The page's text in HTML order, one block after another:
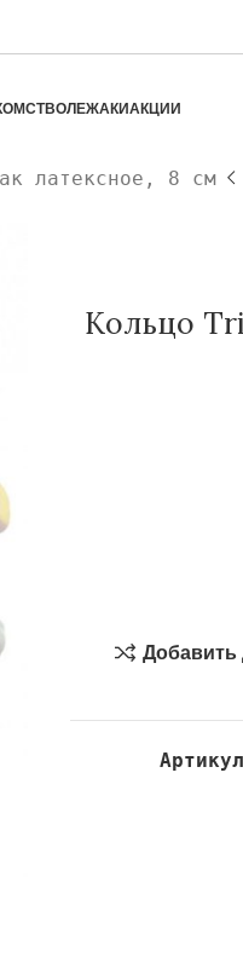
ЛЕЖАКИАКЦИИ
латексное, 8 см
Кольцо
Добавить